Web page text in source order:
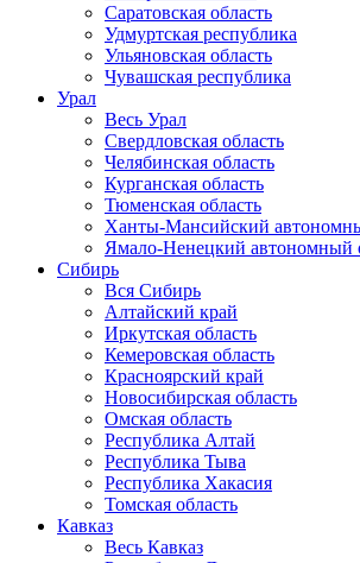
Саратовская область
Удмуртская республика
Ульяновская область
Чувашская республика
Урал
Весь Урал
Свердловская область
Челябинская область
Курганская область
Тюменская область
Ханты-Мансийский
Ямало-Ненецкий автономный
Сибирь
Вся Сибирь
Алтайский край
Иркутская область
Кемеровская область
Красноярский край
Новосибирская область
Омская область
Республика Алтай
Республика Тыва
Республика Хакасия
Томская область
Кавказ
Весь Кавказ